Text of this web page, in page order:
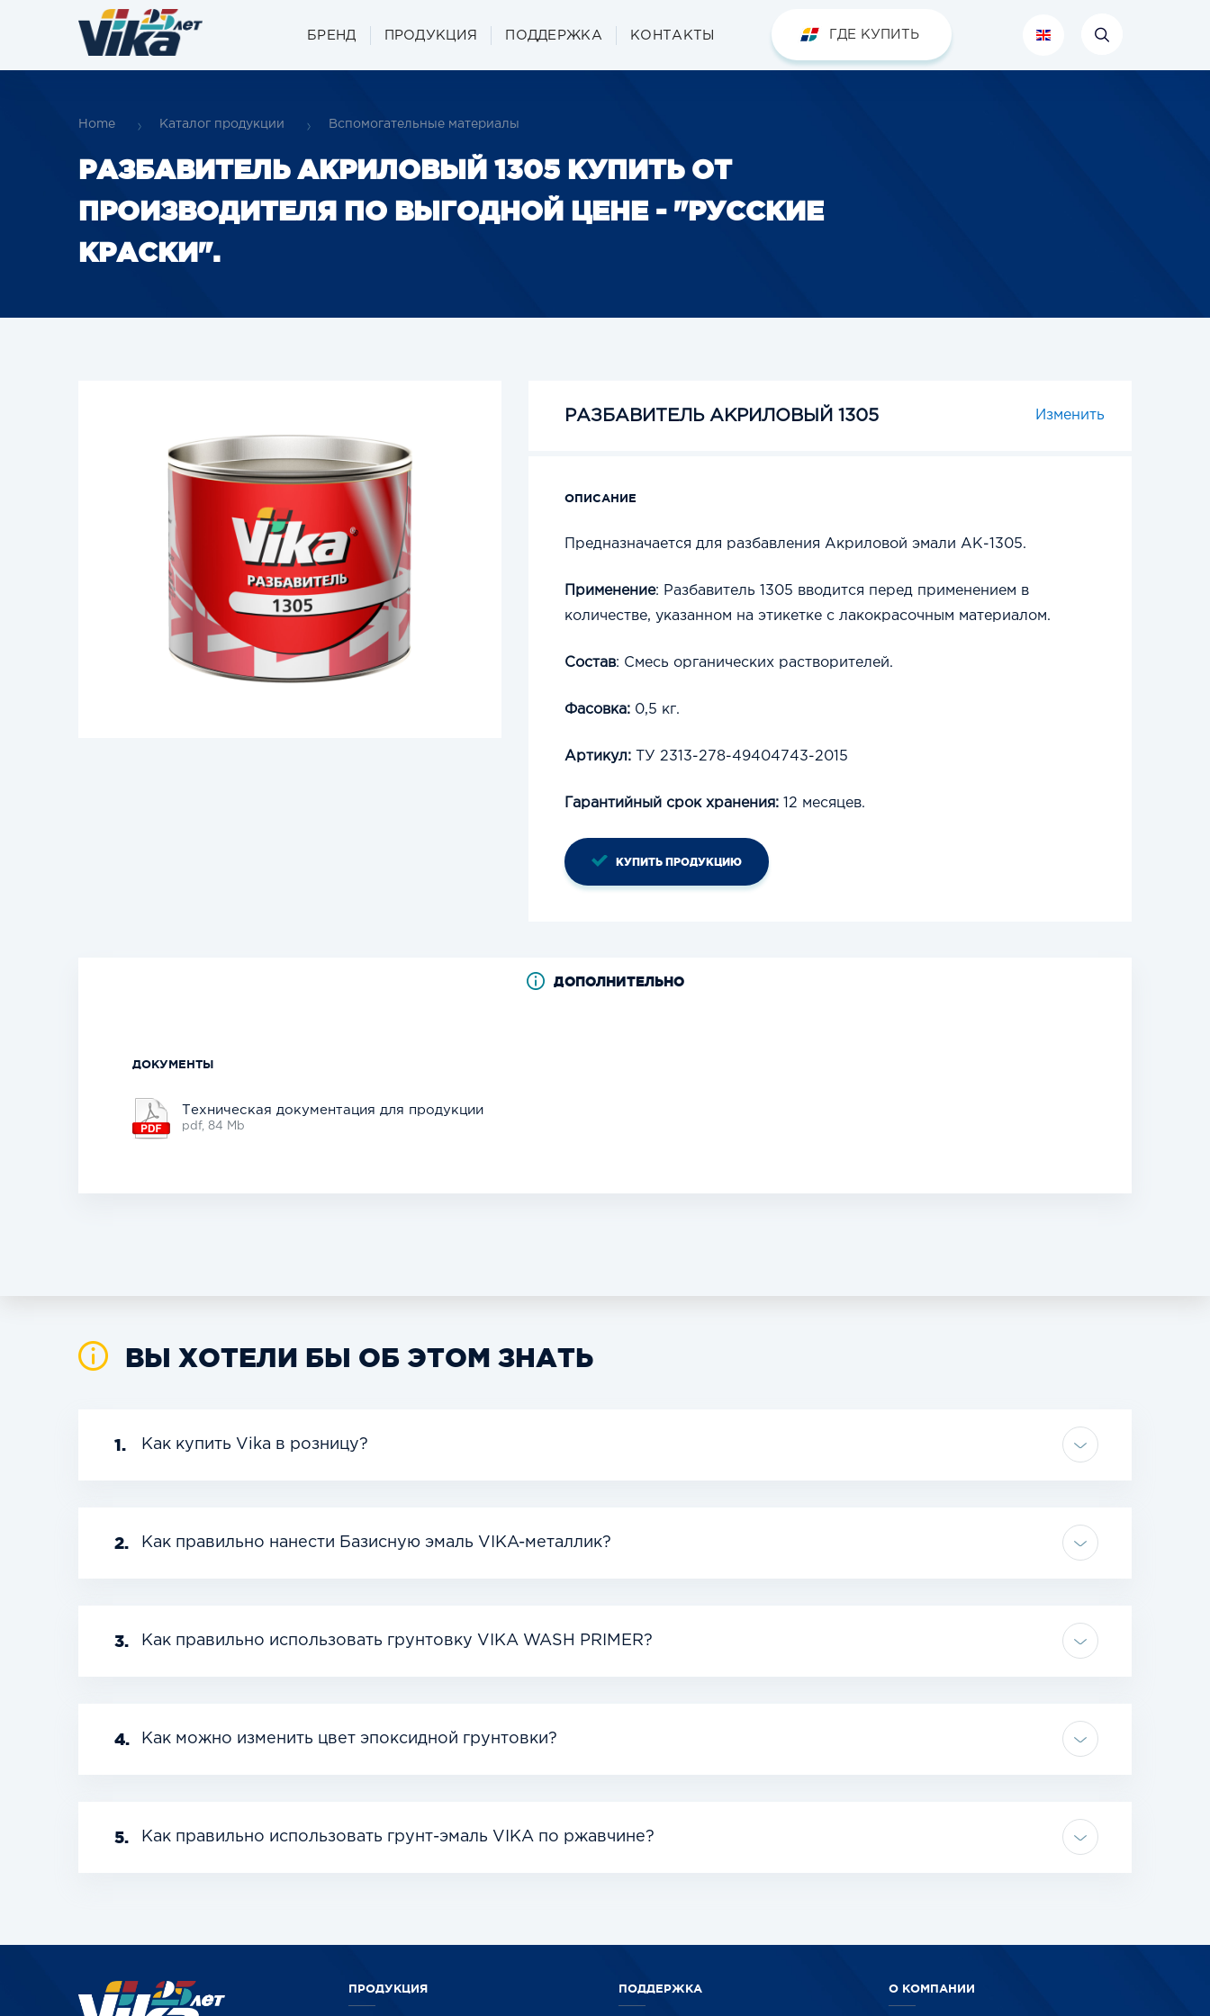
БРЕНД ПРОДУКЦИЯ ПОДДЕРЖКА КОНТАКТЫ ГДЕ КУПИТЬ
Home Каталог продукции Вспомогательные материалы
РАЗБАВИТЕЛЬ АКРИЛОВЫЙ 1305 КУПИТЬ ОТ
ПРОИЗВОДИТЕЛЯ ПО ВЫГОДНОЙ ЦЕНЕ - "РУССКИЕ
КРАСКИ".
РАЗБАВИТЕЛЬ АКРИЛОВЫЙ 1305 Изменить
ОПИСАНИЕ
Предназначается для разбавления Акриловой эмали АК-1305.
Применение: Разбавитель 1305 вводится перед применением в
количестве, указанном на этикетке с лакокрасочным материалом.
Состав: Смесь органических растворителей.
Фасовка: 0,5 кг.
Артикул: ТУ 2313-278-49404743-2015
Гарантийный срок хранения: 12 месяцев.
КУПИТЬ ПРОДУКЦИЮ
ДОПОЛНИТЕЛЬНО
ДОКУМЕНТЫ
Техническая документация для продукции
pdf, 84 Mb
ВЫ ХОТЕЛИ БЫ ОБ ЭТОМ ЗНАТЬ
1. Как купить Vika в розницу?
2. Как правильно нанести Базисную эмаль VIKA-металлик?
3. Как правильно использовать грунтовку VIKA WASH PRIMER?
4. Как можно изменить цвет эпоксидной грунтовки?
5. Как правильно использовать грунт-эмаль VIKA по ржавчине?
ПРОДУКЦИЯ ПОДДЕРЖКА О КОМПАНИИ